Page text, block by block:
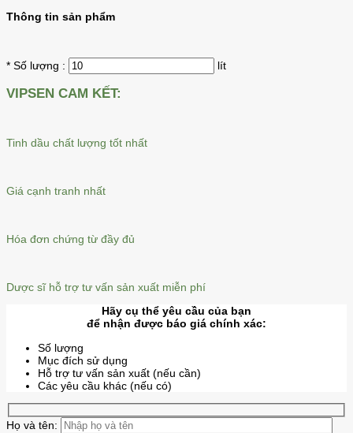
Thông tin sản phẩm
* Số lượng : lít
VIPSEN CAM KẾT:
Tinh dầu chất lượng tốt nhất
Giá cạnh tranh nhất
Hóa đơn chứng từ đầy đủ
Dược sĩ hỗ trợ tư vấn sản xuất miễn phí
Hãy cụ thể yêu cầu của bạn
để nhận được báo giá chính xác:
Số lượng
Mục đích sử dụng
Hỗ trợ tư vấn sản xuất (nếu cần)
Các yêu cầu khác (nếu có)
Họ và tên: